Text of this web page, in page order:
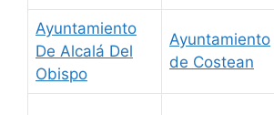
Ayuntamiento
De Alcalá Del
Obispo
Ayuntamiento
de Costean